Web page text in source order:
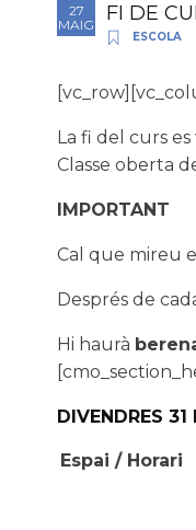
27
MAIG
FI DE
ESCOLA
La fi del curs
Classe oberta
IMPORTANT
Cal que mireu el
Després de
Hi haurà
DIVENDRES 31
Espai / Horari